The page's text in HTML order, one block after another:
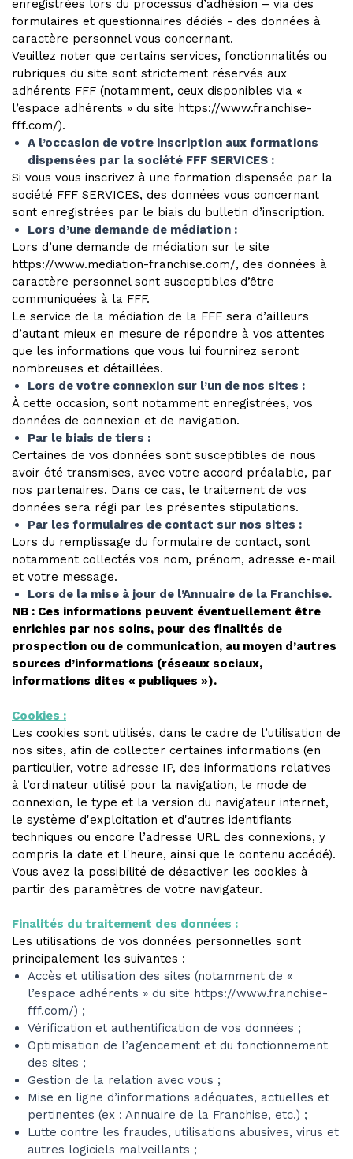
enregistrées lors du processus d’adhésion – via des
formulaires et questionnaires dédiés - des données à
caractère personnel vous concernant.
Veuillez noter que certains services, fonctionnalités ou
rubriques du site sont strictement réservés aux
adhérents FFF (notamment, ceux disponibles via «
l’espace adhérents » du site https://www.franchise-
fff.com/).
A l’occasion de votre inscription aux formations
dispensées par la société FFF SERVICES :
Si vous vous inscrivez à une formation dispensée par la
société FFF SERVICES, des données vous concernant
sont enregistrées par le biais du bulletin d’inscription.
Lors d’une demande de médiation :
Lors d’une demande de médiation sur le site
https://www.mediation-franchise.com/, des données à
caractère personnel sont susceptibles d’être
communiquées à la FFF.
Le service de la médiation de la FFF sera d’ailleurs
d’autant mieux en mesure de répondre à vos attentes
que les informations que vous lui fournirez seront
nombreuses et détaillées.
Lors de votre connexion sur l’un de nos sites :
À cette occasion, sont notamment enregistrées, vos
données de connexion et de navigation.
Par le biais de tiers :
Certaines de vos données sont susceptibles de nous
avoir été transmises, avec votre accord préalable, par
nos partenaires. Dans ce cas, le traitement de vos
données sera régi par les présentes stipulations.
Par les formulaires de contact sur nos sites :
Lors du remplissage du formulaire de contact, sont
notamment collectés vos nom, prénom, adresse e-mail
et votre message.
Lors de la mise à jour de l’Annuaire de la Franchise.
NB : Ces informations peuvent éventuellement être
enrichies par nos soins, pour des finalités de
prospection ou de communication, au moyen d’autres
sources d’informations (réseaux sociaux,
informations dites « publiques »).
Cookies :
Les cookies sont utilisés, dans le cadre de l’utilisation de
nos sites, afin de collecter certaines informations (en
particulier, votre adresse IP, des informations relatives
à l’ordinateur utilisé pour la navigation, le mode de
connexion, le type et la version du navigateur internet,
le système d'exploitation et d'autres identifiants
techniques ou encore l’adresse URL des connexions, y
compris la date et l'heure, ainsi que le contenu accédé).
Vous avez la possibilité de désactiver les cookies à
partir des paramètres de votre navigateur.
Finalités du traitement des données :
Les utilisations de vos données personnelles sont
principalement les suivantes :
Accès et utilisation des sites (notamment de «
l’espace adhérents » du site https://www.franchise-
fff.com/) ;
Vérification et authentification de vos données ;
Optimisation de l’agencement et du fonctionnement
des sites ;
Gestion de la relation avec vous ;
Mise en ligne d’informations adéquates, actuelles et
pertinentes (ex : Annuaire de la Franchise, etc.) ;
Lutte contre les fraudes, utilisations abusives, virus et
autres logiciels malveillants ;